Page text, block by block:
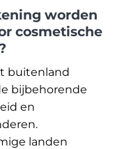
worden
cosmetische
buitenland
bijbehorende
en
landen